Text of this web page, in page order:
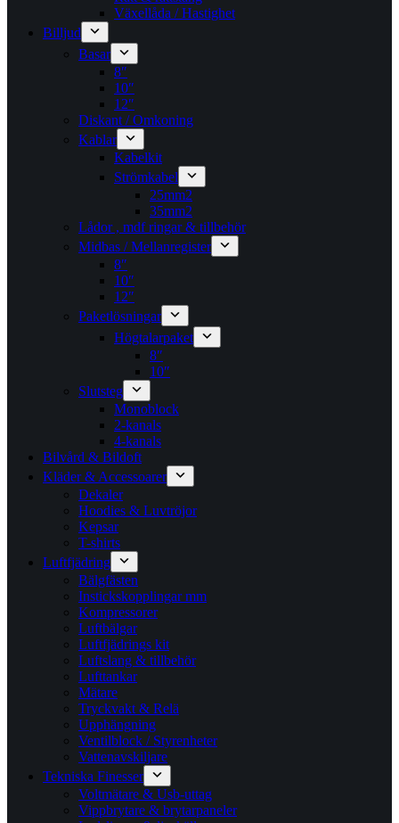
Växellåda / Hastighet
Billjud
Basar
8″
10″
12″
Diskant / Omkoning​
Kablar
Kabelkit
Strömkabel
25mm2
35mm2
Lådor , mdf ringar & tillbehör
Midbas / Mellanregister
8″
10″
12″
Paketlösningar
Högtalarpaket
8″
10″
Slutsteg
Monoblock
2-kanals
4-kanals
Bilvård & Bildoft
Kläder & Accessoarer
Dekaler
Hoodies & Luvtröjor
Kepsar
T-shirts
Luftfjädring
Bälgfästen
Instickskopplingar mm
Kompressorer
Luftbälgar
Luftfjädrings kit
Luftslang & tillbehör
Lufttankar
Mätare
Tryckvakt & Relä
Upphängning
Ventilblock / Styrenheter
Vattenavskiljare
Tekniska Finesser
Voltmätare & Usb-uttag
Vippbrytare & brytarpaneler